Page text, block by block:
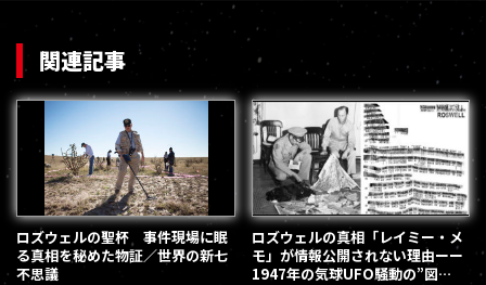
関連記事
ロズウェルの聖杯 事件現場に眠
る真相を秘めた物証／世界の新七
不思議
ロズウェルの真相「レイミー・メ
モ」が情報公開されない理由ーー
1947年の気球UFO騒動の”図